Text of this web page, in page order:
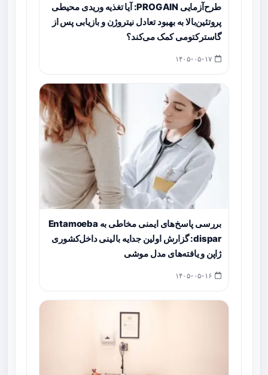
طرح‌آزمایی PROGAIN: آیا تغذیه وریدی محیطی
پروتئین‌بالا به بهبود تعادل نیتروژن و بازیابی پس از
گاسترکتومی کمک می‌کند؟
بررسی پاسخ‌های ایمنی مخاطی به Entamoeba
dispar: گزارش اولین جدایه بالینی داخل‌کشوری
ژاپن و یافته‌های مدل موشی